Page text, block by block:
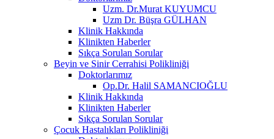
Uzm. Dr.Murat KUYUMCU
Uzm Dr. Büşra GÜLHAN
Klinik Hakkında
Klinikten Haberler
Sıkça Sorulan Sorular
Beyin ve Sinir Cerrahisi Polikliniği
Doktorlarımız
Op.Dr. Halil SAMANCIOĞLU
Klinik Hakkında
Klinikten Haberler
Sıkça Sorulan Sorular
Çocuk Hastalıkları Polikliniği